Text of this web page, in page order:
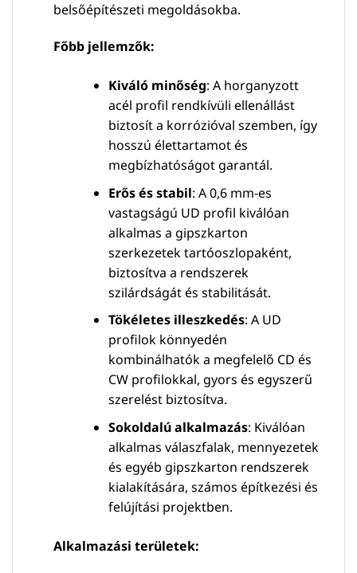
belsőépítészeti megoldásokba.
Főbb jellemzők:
Kiváló minőség: A horganyzott
acél profil rendkívüli ellenállást
biztosít a korrózióval szemben, így
hosszú élettartamot és
megbízhatóságot garantál.
Erős és stabil: A 0,6 mm-es
vastagságú UD profil kiválóan
alkalmas a gipszkarton
szerkezetek tartóoszlopaként,
biztosítva a rendszerek
szilárdságát és stabilitását.
Tökéletes illeszkedés: A UD
profilok könnyedén
kombinálhatók a megfelelő CD és
CW profilokkal, gyors és egyszerű
szerelést biztosítva.
Sokoldalú alkalmazás: Kiválóan
alkalmas válaszfalak, mennyezetek
és egyéb gipszkarton rendszerek
kialakítására, számos építkezési és
felújítási projektben.
Alkalmazási területek: